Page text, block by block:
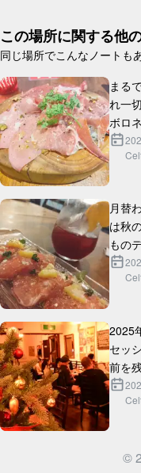
この場所に関する他
同じ場所でこんなノートも
まる
れ一
ボロ
と情
チ
月替
は秋
もの
2025
セッ
前を
105
っ
©